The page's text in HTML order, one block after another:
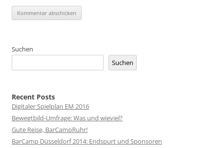
Suchen
Suchen
Recent Posts
Digitaler Spielplan EM 2016
Bewegtbild-Umfrage: Was und wieviel?
Gute Reise, BarCampRuhr!
BarCamp Düsseldorf 2014: Endspurt und Sponsoren